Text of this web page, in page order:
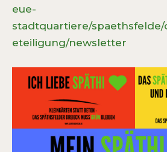
eue-
stadtquartiere/
eteiligung/newsletter